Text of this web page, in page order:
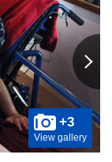
+3
View gallery